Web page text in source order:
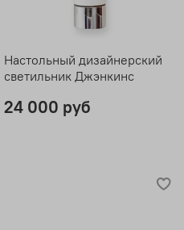
Настольный дизайнерский
светильник Джэнкинс
24 000 руб